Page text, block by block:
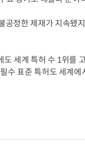
공정한 제재가 지속
세계 특허 수 1위를
수 표준 특허도 세계에